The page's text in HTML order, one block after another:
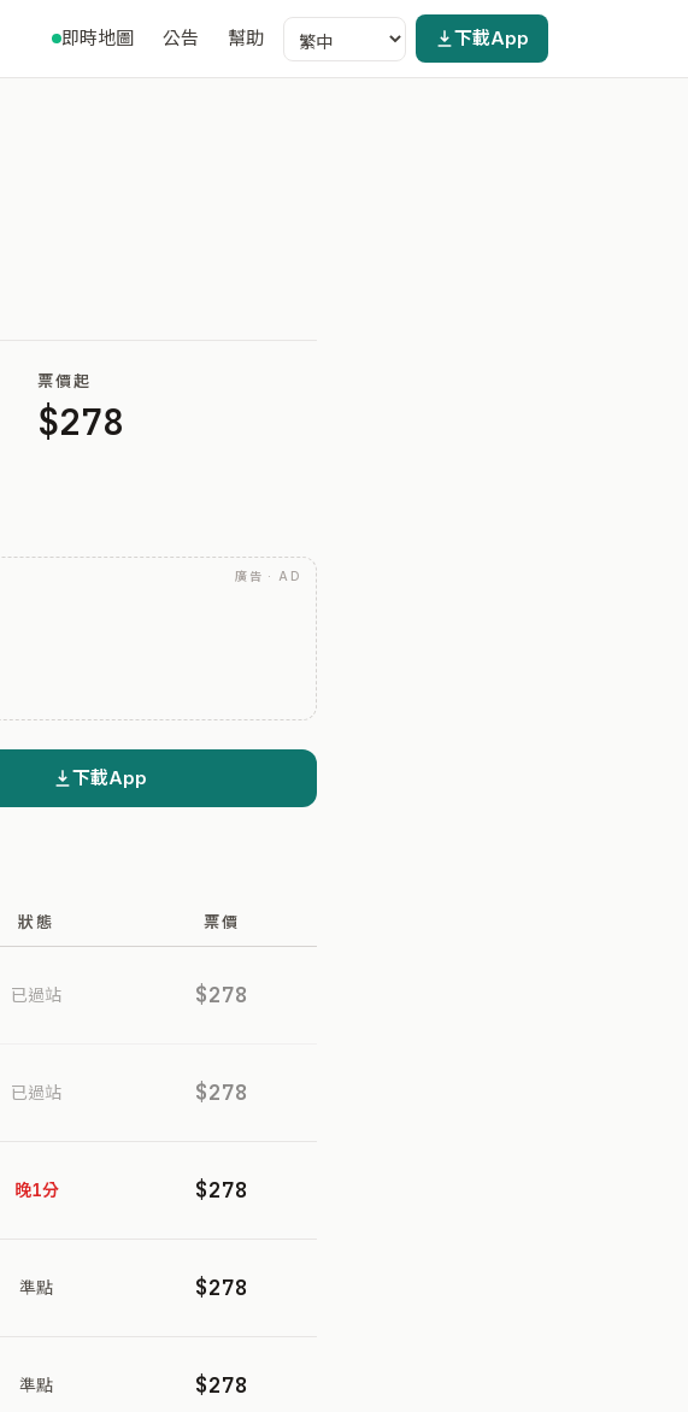
即時地圖 公告 幫助 下載App
票價起
$278
廣告 · AD
下載App
狀態 票價
已過站 $278
已過站 $278
晚1分 $278
準點 $278
準點 $278